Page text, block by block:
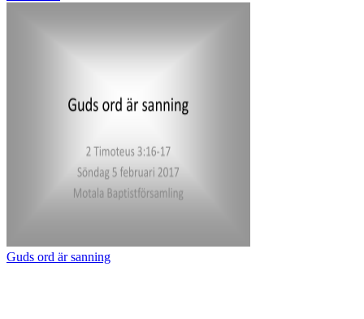
Guds ord är sanning